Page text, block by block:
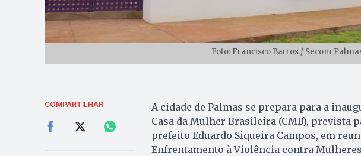
Foto: Francisco Barros / Secom
COMPARTILHAR
A cidade de Palmas se prepara para a
Casa da Mulher Brasileira (CMB), prevista
prefeito Eduardo Siqueira Campos, em
Enfrentamento à Violência contra